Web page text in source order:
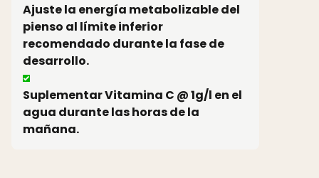
Ajuste la energía metabolizable del
pienso al límite inferior
recomendado durante la fase de
desarrollo.
Suplementar Vitamina C @ 1g/l en el
agua durante las horas de la
mañana.